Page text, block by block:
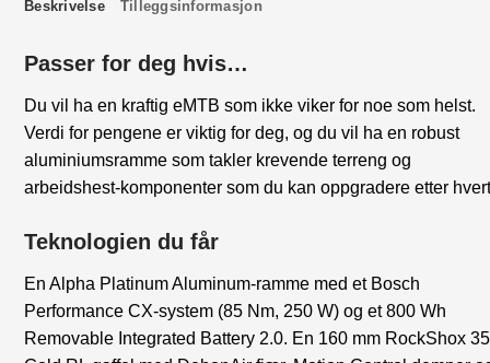
Beskrivelse Tilleggsinformasjon
Passer for deg hvis…
Du vil ha en kraftig eMTB som ikke viker for noe som helst.
Verdi for pengene er viktig for deg, og du vil ha en robust
aluminiumsramme som takler krevende terreng og
arbeidshest-komponenter som du kan oppgradere etter
Teknologien du får
En Alpha Platinum Aluminum-ramme med et Bosch
Performance CX-system (85 Nm, 250 W) og et 800 Wh
Removable Integrated Battery 2.0. En 160 mm RockShox 35